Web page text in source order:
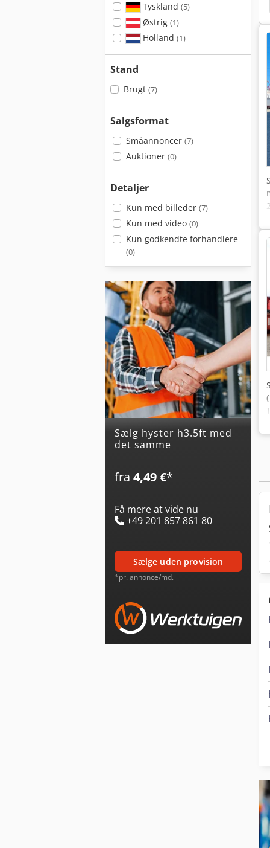
Tyskland (5)
Østrig (1)
Holland (1)
Stand
Brugt (7)
Salgsformat
Småannoncer (7)
Auktioner (0)
Detaljer
Kun med billeder (7)
Kun med video (0)
Kun godkendte forhandlere
(0)
Sælg hyster h3.5ft med
det samme
fra 4,49 €*
Få mere at vide nu
+49 201 857 861 80
sælge uden provision
*pr. annonce/md.